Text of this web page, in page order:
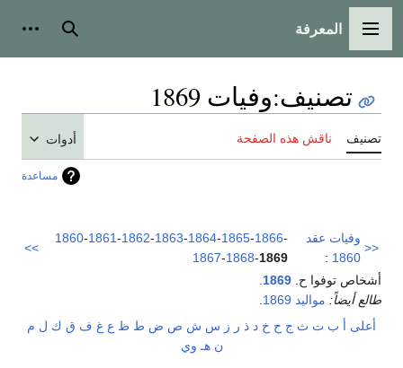
القائمة الرئيسية
المعرفة بحث
تصنيف:وفيات 1869
تصنيف ناقش هذه الصفحة أدوات
مساعدة
<<
وفيات عقد
1860
:
1860-1861-1862-1863-1864-1865-1866-
1867-1868-1869
>>
أشخاص توفوا ح. 1869
طالع أيضاً: مواليد 1869
أعلى أ ب ت ث ج ح خ د ذ ر ز س ش ص ض ط ظ ع غ ف ق ك ل م
ن هـ وي